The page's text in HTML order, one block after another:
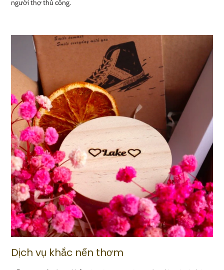
người thợ thủ công.
Dịch vụ khắc nến thơm